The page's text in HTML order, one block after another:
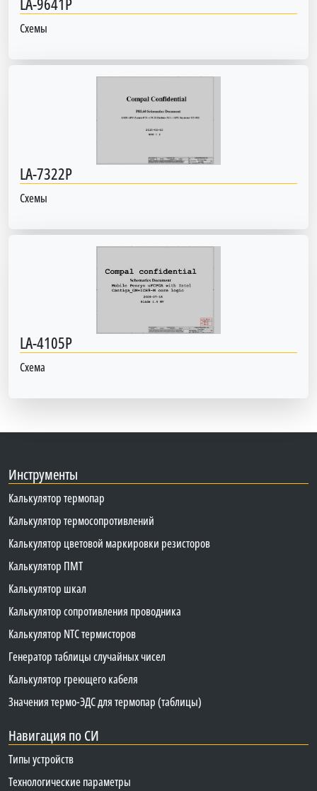
Схемы
LA-7322P
Схемы
LA-4105P
Схема
Инструменты
Калькулятор термопар
Калькулятор термосопротивлений
Калькулятор цветовой маркировки резисторов
Калькулятор ПМТ
Калькулятор шкал
Калькулятор сопротивления проводника
Калькулятор NTC термисторов
Генератор таблицы случайных чисел
Калькулятор греющего кабеля
Значения термо-ЭДС для термопар (таблицы)
Навигация по СИ
Типы устройств
Технологические параметры